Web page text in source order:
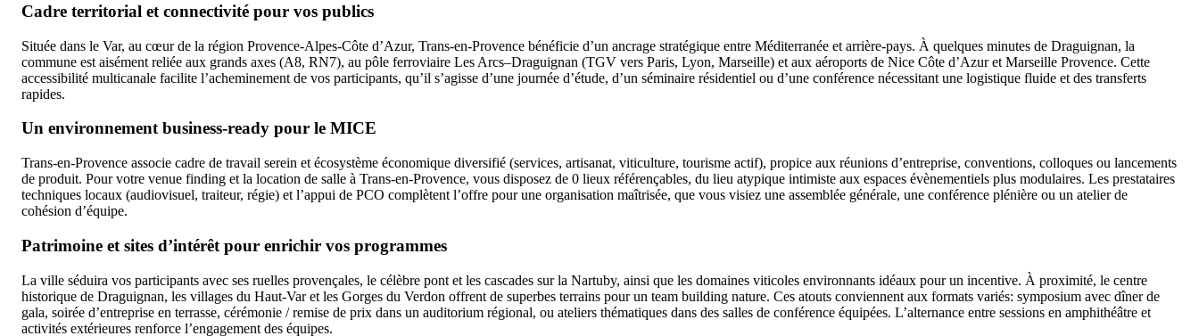
Cadre territorial et connectivité pour vos publics
Située dans le Var, au cœur de la région Provence-Alpes-Côte d’Azur, Trans-en-Provence bénéficie d’un ancrage stratégique entre Méditerranée et arrière-pays. À quelques minutes de Draguignan, la
commune est aisément reliée aux grands axes (A8, RN7), au pôle ferroviaire Les Arcs–Draguignan (TGV vers Paris, Lyon, Marseille) et aux aéroports de Nice Côte d’Azur et Marseille Provence. Cette
accessibilité multicanale facilite l’acheminement de vos participants, qu’il s’agisse d’une journée d’étude, d’un séminaire résidentiel ou d’une conférence nécessitant une logistique fluide et des transferts
rapides.
Un environnement business-ready pour le MICE
Trans-en-Provence associe cadre de travail serein et écosystème économique diversifié (services, artisanat, viticulture, tourisme actif), propice aux réunions d’entreprise, conventions, colloques ou lancements
de produit. Pour votre venue finding et la location de salle à Trans-en-Provence, vous disposez de 0 lieux référençables, du lieu atypique intimiste aux espaces évènementiels plus modulaires. Les prestataires
techniques locaux (audiovisuel, traiteur, régie) et l’appui de PCO complètent l’offre pour une organisation maîtrisée, que vous visiez une assemblée générale, une conférence plénière ou un atelier de
cohésion d’équipe.
Patrimoine et sites d’intérêt pour enrichir vos programmes
La ville séduira vos participants avec ses ruelles provençales, le célèbre pont et les cascades sur la Nartuby, ainsi que les domaines viticoles environnants idéaux pour un incentive. À proximité, le centre
historique de Draguignan, les villages du Haut-Var et les Gorges du Verdon offrent de superbes terrains pour un team building nature. Ces atouts conviennent aux formats variés: symposium avec dîner de
gala, soirée d’entreprise en terrasse, cérémonie / remise de prix dans un auditorium régional, ou ateliers thématiques dans des salles de conférence équipées. L’alternance entre sessions en amphithéâtre et
activités extérieures renforce l’engagement des équipes.